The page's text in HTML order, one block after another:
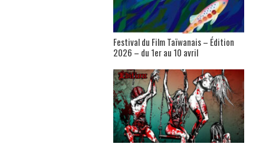
Festival du Film Taïwanais – Édition
2026 – du 1er au 10 avril